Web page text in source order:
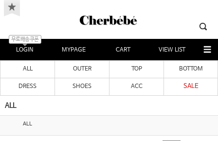
LOGIN
무료배송쿠폰
MYPAGE CART VIEW LIST
ALL OUTER TOP BOTTOM
DRESS SHOES ACC SALE
ALL
ALL